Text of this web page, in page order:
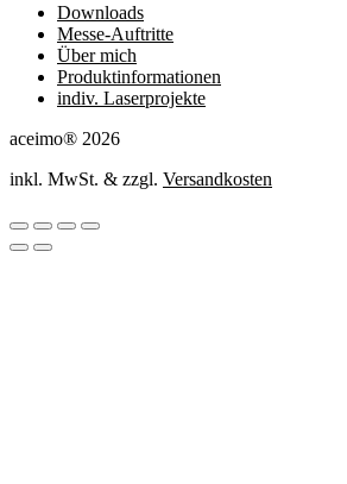
Downloads
Messe-Auftritte
Über mich
Produktinformationen
indiv. Laserprojekte
aceimo® 2026
inkl. MwSt. & zzgl. Versandkosten